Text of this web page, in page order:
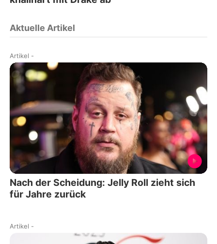
Aktuelle Artikel
Artikel -
Nach der Scheidung: Jelly Roll zieht sich
für Jahre zurück
Artikel -